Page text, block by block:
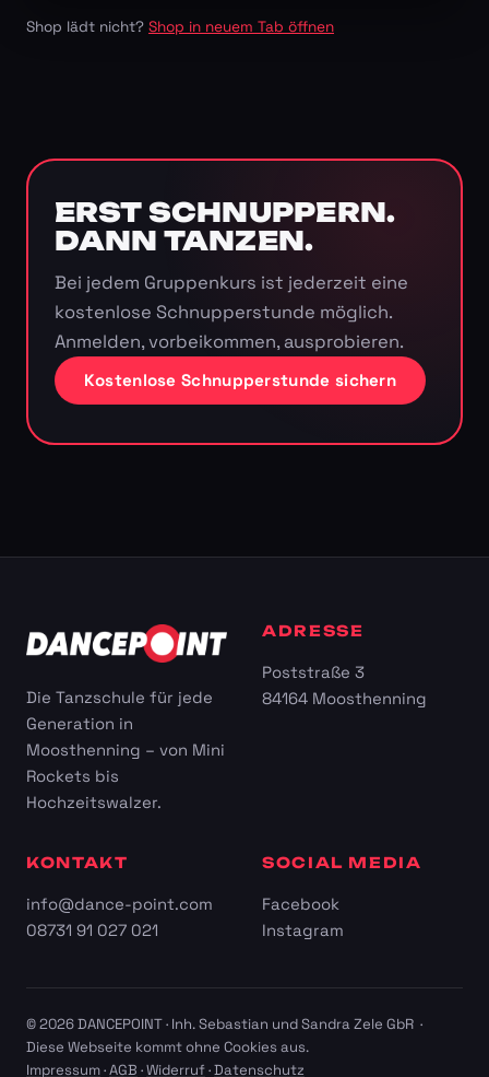
Shop lädt nicht? Shop in neuem Tab öffnen
ERST SCHNUPPERN.
DANN TANZEN.
Bei jedem Gruppenkurs ist jederzeit eine
kostenlose Schnupperstunde möglich.
Anmelden, vorbeikommen, ausprobieren.
Kostenlose Schnupperstunde sichern
Die Tanzschule für jede
Generation in
Moosthenning – von Mini
Rockets bis
Hochzeitswalzer.
ADRESSE
Poststraße 3
84164 Moosthenning
KONTAKT
info@dance-point.com
08731 91 027 021
SOCIAL MEDIA
Facebook
Instagram
© 2026 DANCEPOINT · Inh. Sebastian und Sandra Zele GbR ·
Diese Webseite kommt ohne Cookies aus.
Impressum·AGB ·Widerruf·Datenschutz